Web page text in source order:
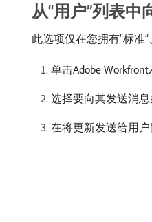
从“用户”列表
此选项仅在您拥有“标准”
单击Adobe
选择要向其发送消
在将更新发送给用